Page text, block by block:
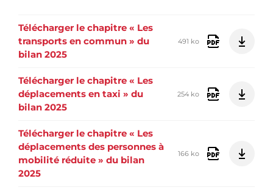
Télécharger le chapitre « Les
transports en commun » du
bilan 2025
491 ko
Télécharger le chapitre « Les
déplacements en taxi » du
bilan 2025
254 ko
Télécharger le chapitre « Les
déplacements des personnes à
mobilité réduite » du bilan
2025
166 ko